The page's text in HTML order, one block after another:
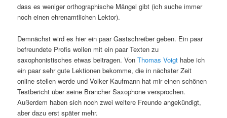
dass es weniger orthographische Mängel gibt (ich suche immer
noch einen ehrenamtlichen Lektor).
Demnächst wird es hier ein paar Gastschreiber geben. Ein paar
befreundete Profis wollen mit ein paar Texten zu
saxophonistisches etwas beitragen. VonThomas Voigt habe ich
ein paar sehr gute Lektionen bekomme, die in nächster Zeit
online stellen werde und Volker Kaufmann hat mir einen schönen
Testbericht über seine Brancher Saxophone versprochen.
Außerdem haben sich noch zwei weitere Freunde angekündigt,
aber dazu erst später mehr.